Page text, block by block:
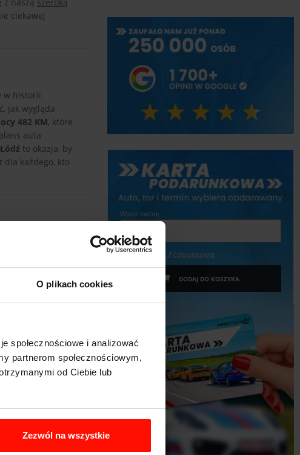
O plikach cookies
społecznościowe i analizować
partnerom społecznościowym,
od Ciebie lub
Zezwól na wszystkie
ciekawej
w historii
jak wygląda
482 KM, które
auta
to okazja, by
dla każdego, kto
Wpisz kwotę
Więcej o Karcie Podarunkowej
DODAJ DO KOSZYKA